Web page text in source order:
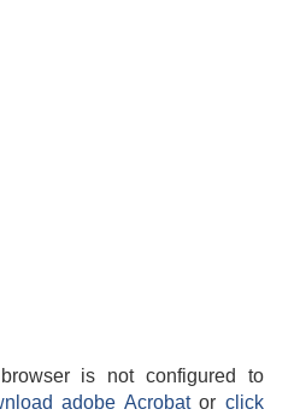
is not configured to
adobe Acrobatorclick